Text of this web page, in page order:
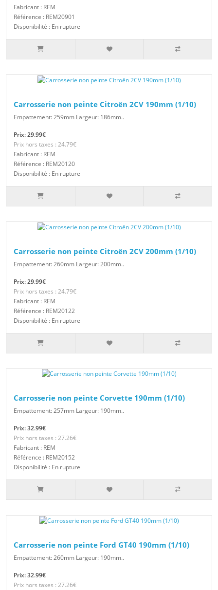
Fabricant : REM
Référence : REM20901
Disponibilité : En rupture
Carrosserie non peinte Citroën 2CV 190mm (1/10)
Empattement: 259mm Largeur: 186mm..
Prix: 29.99€
Prix hors taxes : 24.79€
Fabricant : REM
Référence : REM20120
Disponibilité : En rupture
Carrosserie non peinte Citroën 2CV 200mm (1/10)
Empattement: 260mm Largeur: 200mm..
Prix: 29.99€
Prix hors taxes : 24.79€
Fabricant : REM
Référence : REM20122
Disponibilité : En rupture
Carrosserie non peinte Corvette 190mm (1/10)
Empattement: 257mm Largeur: 190mm..
Prix: 32.99€
Prix hors taxes : 27.26€
Fabricant : REM
Référence : REM20152
Disponibilité : En rupture
Carrosserie non peinte Ford GT40 190mm (1/10)
Empattement: 260mm Largeur: 190mm..
Prix: 32.99€
Prix hors taxes : 27.26€